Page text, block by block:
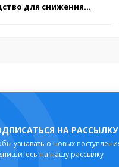
для снижения...
НА РАССЫЛКУ
узнавать о новых
на нашу рассылку